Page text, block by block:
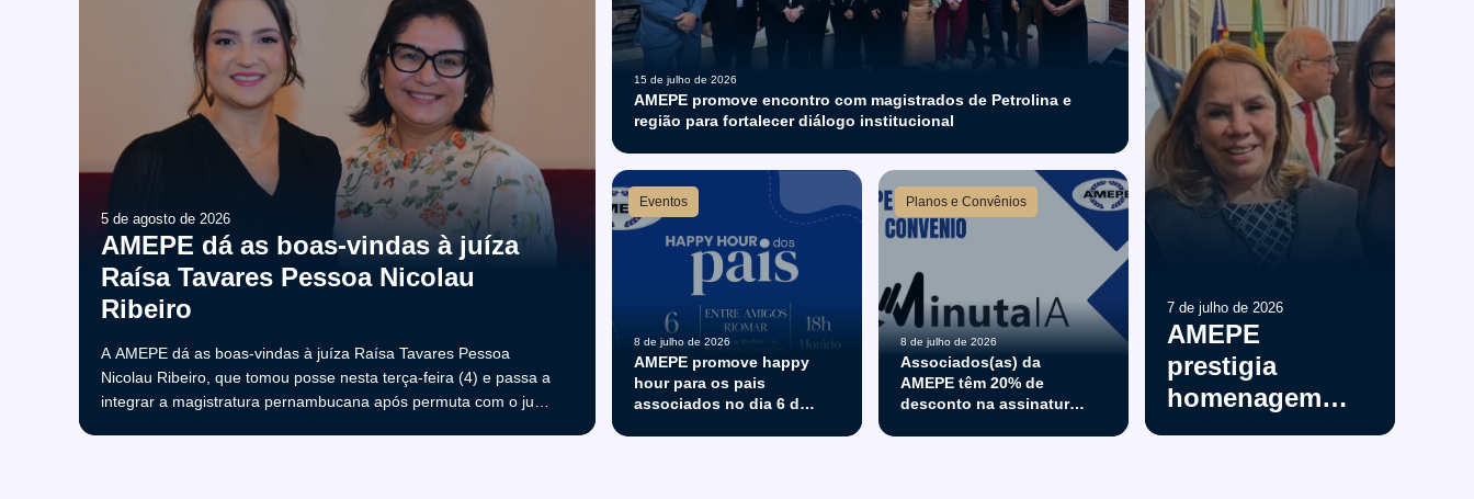
AMEPE dá as boas-vindas à juíza
Raísa Tavares Pessoa Nicolau
Ribeiro
5 de agosto de 2026
A AMEPE dá as boas-vindas à juíza Raísa Tavares Pessoa
Nicolau Ribeiro, que tomou posse nesta terça-feira (4) e passa a
integrar a magistratura pernambucana após permuta com o juiz
AMEPE promove encontro com magistrados de Petrolina e
região para fortalecer diálogo institucional
15 de julho de 2026
AMEPE promove happy
hour para os pais
associados no dia 6 de
8 de julho de 2026
Eventos
Associados(as) da
AMEPE têm 20% de
desconto na assinatura
8 de julho de 2026
Planos e Convênios
AMEPE
prestigia
homenagem à
juíza Sandra
7 de julho de 2026